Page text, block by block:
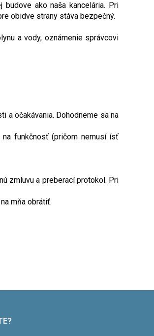
budove ako naša kancelária. Pri
obidve strany stáva bezpečný.
a vody, oznámenie správcovi
a očakávania. Dohodneme sa na
na funkčnosť (pričom nemusí ísť
zmluvu a preberací protokol. Pri
mňa obrátiť.